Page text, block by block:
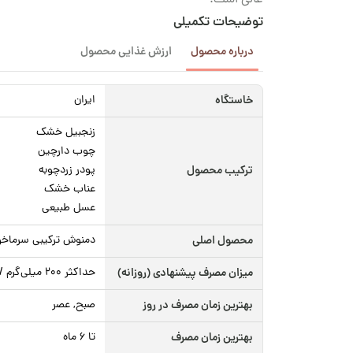
توضیحات تکمیلی
درباره محصول ارزش غذایی محصول
خاستگاه ایران
ترکیب محصول
زنجبیل خشک
چوب دارچین
پودر زردچوبه
عناب خشک
عسل طبیعی
محصول اصلی دمنوش ترکیبی
میزان مصرف پیشنهادی (روزانه) حداکثر ۲۰۰ میلی‌گرم / ۲ فنجان در روز
بهترین زمان مصرف در روز صبح, عصر
بهترین زمان مصرف تا ۶ ماه